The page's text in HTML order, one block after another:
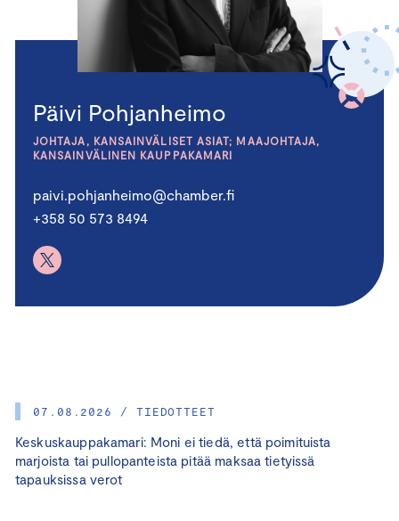
07.08.2026 / TIEDOTTEET
Keskuskauppakamari: Moni ei tiedä, että poimituista
marjoista tai pullopanteista pitää maksaa tietyissä
tapauksissa verot
Päivi Pohjanheimo
JOHTAJA, KANSAINVÄLISET ASIAT; MAAJOHTAJA,
KANSAINVÄLINEN KAUPPAKAMARI
paivi.pohjanheimo@chamber.fi
+358 50 573 8494